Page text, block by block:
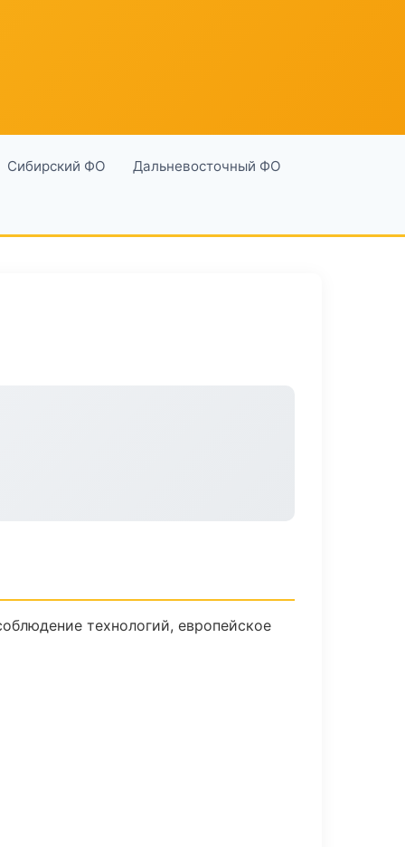
Сибирский ФО Дальневосточный ФО
технологий, европейское